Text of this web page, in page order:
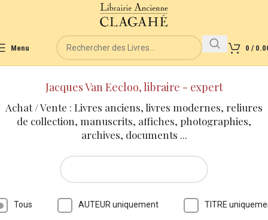
Menu 0 /
Jacques Van Eecloo, libraire - expert
Achat / Vente : Livres anciens, livres modernes, reliures
de collection, manuscrits, affiches, photographies,
archives, documents ...
Tous AUTEUR uniquement TITRE